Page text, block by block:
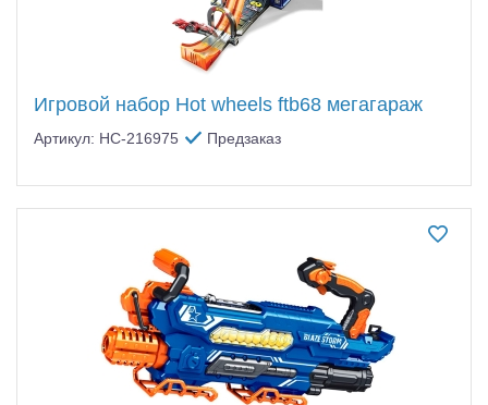
Игровой набор Hot wheels ftb68 мегагараж
Артикул: HC-216975 Предзаказ